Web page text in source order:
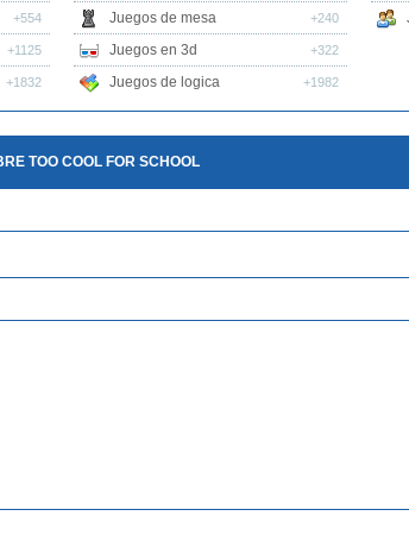
+554
+1125
+1832
Juegos de mesa +240
Juegos en 3d +322
Juegos de logica +1982
TOO COOL FOR SCHOOL